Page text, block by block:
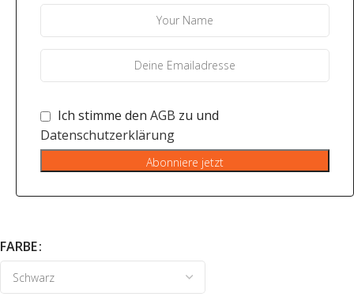
Ich stimme den AGB zu und
Datenschutzerklärung
Abonniere jetzt
FARBE